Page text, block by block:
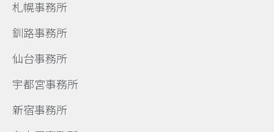
札幌事務所
釧路事務所
仙台事務所
宇都宮事務所
新宿事務所